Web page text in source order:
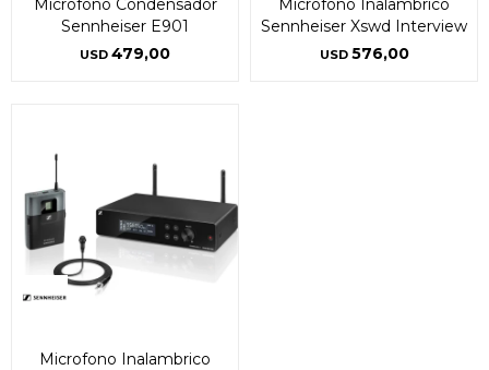
Microfono Condensador
Sennheiser E901
USD 479,00
Microfono Inalambrico
Sennheiser Xswd Interview
USD 576,00
Microfono Inalambrico